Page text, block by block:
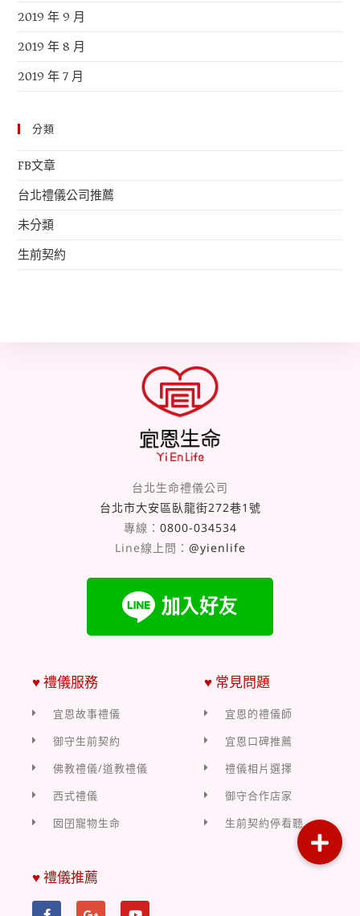
2019 年 9 月
2019 年 8 月
2019 年 7 月
分類
FB文章
台北禮儀公司推薦
未分類
生前契約
台北生命禮儀公司
台北市大安區臥龍街272巷1號
專線： 0800-034534
Line線上問： @yienlife
♥ 禮儀服務
宜恩故事禮儀
御守生前契約
佛教禮儀/道教禮儀
西式禮儀
囡囝寵物生命
♥ 常見問題
宜恩的禮儀師
宜恩口碑推薦
禮儀相片選擇
御守合作店家
生前契約停看聽
♥ 禮儀推薦